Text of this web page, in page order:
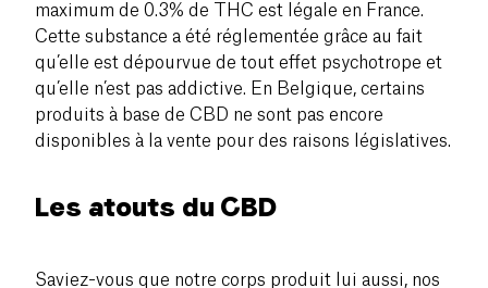
maximum de 0.3% de THC est légale en France.
Cette substance a été réglementée grâce au fait
qu’elle est dépourvue de tout effet psychotrope et
qu’elle n’est pas addictive. En Belgique, certains
produits à base de CBD ne sont pas encore
disponibles à la vente pour des raisons législatives.
Les atouts du CBD
Saviez-vous que notre corps produit lui aussi, nos